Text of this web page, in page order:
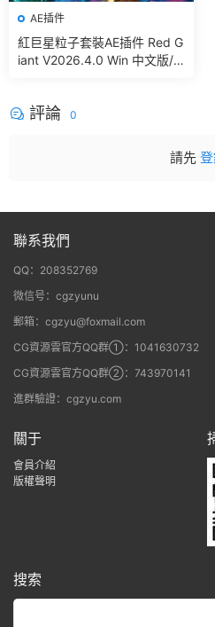
AE插件
紅巨星粒子套裝AE插件 Red G
iant V2026.4.0 Win 中文版/
評論 0
請先
聯系我們
QQ：208352769
微信号：cgzyunu
郵箱：cgzyu@foxmail.com
CG資源雲官方QQ群①：1041630732
CG資源雲官方QQ群②：743970141
進群驗證：cgzyu.com
關于
會員介紹
版權聲明
搜索